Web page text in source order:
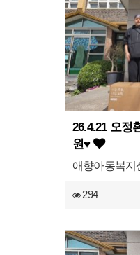
26.4.21 오정
원♥
애향아동복지
294